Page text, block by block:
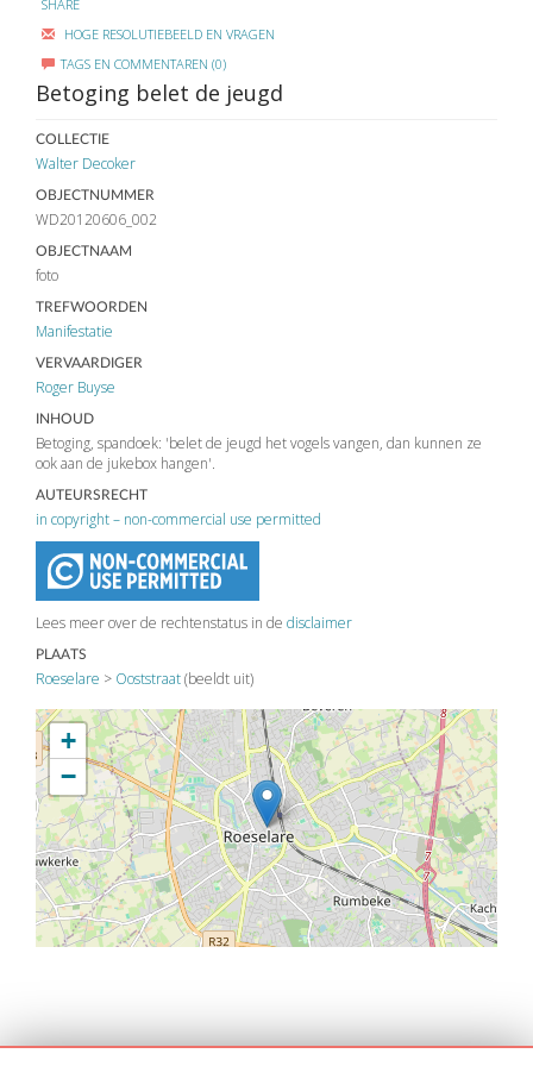
SHARE
HOGE RESOLUTIEBEELD EN VRAGEN
TAGS EN COMMENTAREN (0)
Betoging belet de jeugd
COLLECTIE
Walter Decoker
OBJECTNUMMER
WD20120606_002
OBJECTNAAM
foto
TREFWOORDEN
Manifestatie
VERVAARDIGER
Roger Buyse
INHOUD
Betoging, spandoek: 'belet de jeugd het vogels vangen, dan kunnen ze
ook aan de jukebox hangen'.
AUTEURSRECHT
in copyright – non-commercial use permitted
Lees meer over de rechtenstatus in de disclaimer
PLAATS
Roeselare > Ooststraat(beeldt uit)
+
−